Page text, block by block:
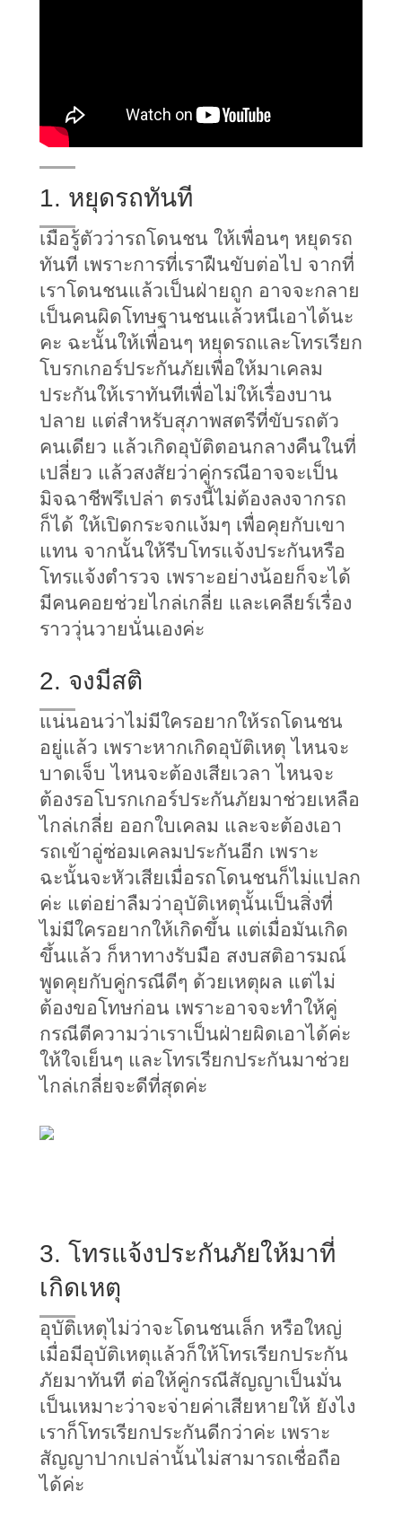
1. หยุดรถทันที
เมื่อรู้ตัวว่ารถโดนชน ให้เพื่อนๆ หยุดรถ
ทันที เพราะการที่เราฝืนขับต่อไป จากที่
เราโดนชนแล้วเป็นฝ่ายถูก อาจจะกลาย
เป็นคนผิดโทษฐานชนแล้วหนีเอาได้นะ
คะ ฉะนั้นให้เพื่อนๆ หยุดรถและโทรเรียก
โบรกเกอร์ประกันภัยเพื่อให้มาเคลม
ประกันให้เราทันทีเพื่อไม่ให้เรื่องบาน
ปลาย แต่สำหรับสุภาพสตรีที่ขับรถตัว
คนเดียว แล้วเกิดอุบัติตอนกลางคืนในที่
เปลี่ยว แล้วสงสัยว่าคู่กรณีอาจจะเป็น
มิจฉาชีพรึเปล่า ตรงนี้ไม่ต้องลงจากรถ
ก็ได้ ให้เปิดกระจกแง้มๆ เพื่อคุยกับเขา
แทน จากนั้นให้รีบโทรแจ้งประกันหรือ
โทรแจ้งตำรวจ เพราะอย่างน้อยก็จะได้
มีคนคอยช่วยไกล่เกลี่ย และเคลียร์เรื่อง
ราววุ่นวายนั่นเองค่ะ
2. จงมีสติ
แน่นอนว่าไม่มีใครอยากให้รถโดนชน
อยู่แล้ว เพราะหากเกิดอุบัติเหตุ ไหนจะ
บาดเจ็บ ไหนจะต้องเสียเวลา ไหนจะ
ต้องรอโบรกเกอร์ประกันภัยมาช่วยเหลือ
ไกล่เกลี่ย ออกใบเคลม และจะต้องเอา
รถเข้าอู่ซ่อมเคลมประกันอีก เพราะ
ฉะนั้นจะหัวเสียเมื่อรถโดนชนก็ไม่แปลก
ค่ะ แต่อย่าลืมว่าอุบัติเหตุนั้นเป็นสิ่งที่
ไม่มีใครอยากให้เกิดขึ้น แต่เมื่อมันเกิด
ขึ้นแล้ว ก็หาทางรับมือ สงบสติอารมณ์
พูดคุยกับคู่กรณีดีๆ ด้วยเหตุผล แต่ไม่
ต้องขอโทษก่อน เพราะอาจจะทำให้คู่
กรณีตีความว่าเราเป็นฝ่ายผิดเอาได้ค่ะ
ให้ใจเย็นๆ และโทรเรียกประกันมาช่วย
ไกล่เกลี่ยจะดีที่สุดค่ะ
3. โทรแจ้งประกันภัยให้มาที่
เกิดเหตุ
อุบัติเหตุไม่ว่าจะโดนชนเล็ก หรือใหญ่
เมื่อมีอุบัติเหตุแล้วก็ให้โทรเรียกประกัน
ภัยมาทันที ต่อให้คู่กรณีสัญญาเป็นมั่น
เป็นเหมาะว่าจะจ่ายค่าเสียหายให้ ยังไง
เราก็โทรเรียกประกันดีกว่าค่ะ เพราะ
สัญญาปากเปล่านั้นไม่สามารถเชื่อถือ
ได้ค่ะ